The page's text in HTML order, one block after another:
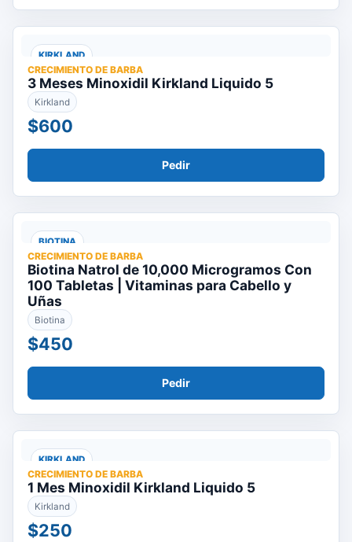
KIRKLAND
CRECIMIENTO DE BARBA
3 Meses Minoxidil Kirkland Liquido 5
Kirkland
$600
Pedir
BIOTINA
CRECIMIENTO DE BARBA
Biotina Natrol de 10,000 Microgramos Con
100 Tabletas | Vitaminas para Cabello y
Uñas
Biotina
$450
Pedir
KIRKLAND
CRECIMIENTO DE BARBA
1 Mes Minoxidil Kirkland Liquido 5
Kirkland
$250